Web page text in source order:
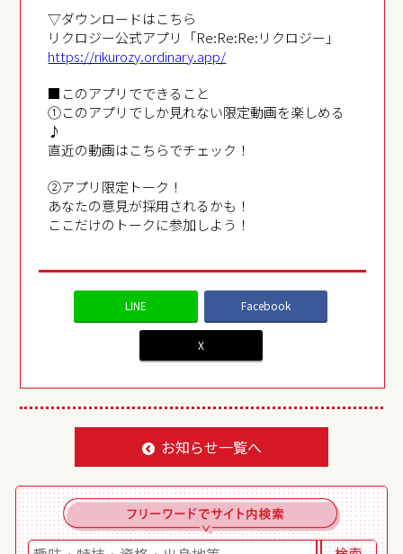
▽ダウンロードはこちら
リクロジー公式アプリ「Re:Re:Re:リクロジー」
https://rikurozy.ordinary.app/
■このアプリでできること
①このアプリでしか見れない限定動画を楽しめる
♪
直近の動画はこちらでチェック！
②アプリ限定トーク！
あなたの意見が採用されるかも！
ここだけのトークに参加しよう！
LINE Facebook
X
お知らせ一覧へ